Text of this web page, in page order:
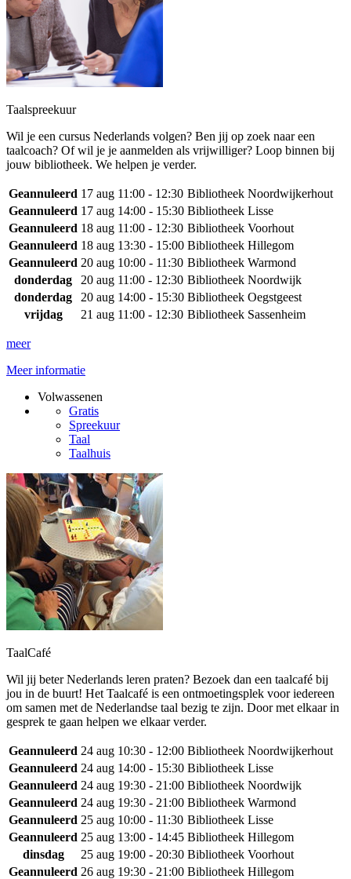
Taalspreekuur
Wil je een cursus Nederlands volgen? Ben jij op zoek naar een
taalcoach? Of wil je je aanmelden als vrijwilliger? Loop binnen bij
jouw bibliotheek. We helpen je verder.
Geannuleerd 17 aug 11:00 - 12:30 Bibliotheek Noordwijkerhout
Geannuleerd 17 aug 14:00 - 15:30 Bibliotheek Lisse
Geannuleerd 18 aug 11:00 - 12:30 Bibliotheek Voorhout
Geannuleerd 18 aug 13:30 - 15:00 Bibliotheek Hillegom
Geannuleerd 20 aug 10:00 - 11:30 Bibliotheek Warmond
donderdag
20 aug 11:00 - 12:30 Bibliotheek Noordwijk
donderdag
20 aug 14:00 - 15:30 Bibliotheek Oegstgeest
vrijdag
21 aug 11:00 - 12:30 Bibliotheek Sassenheim
meer
Meer informatie
Volwassenen
Gratis
Spreekuur
Taal
Taalhuis
TaalCafé
Wil jij beter Nederlands leren praten? Bezoek dan een taalcafé bij
jou in de buurt! Het Taalcafé is een ontmoetingsplek voor iedereen
om samen met de Nederlandse taal bezig te zijn. Door met elkaar in
gesprek te gaan helpen we elkaar verder.
Geannuleerd 24 aug 10:30 - 12:00 Bibliotheek Noordwijkerhout
Geannuleerd 24 aug 14:00 - 15:30 Bibliotheek Lisse
Geannuleerd 24 aug 19:30 - 21:00 Bibliotheek Noordwijk
Geannuleerd 24 aug 19:30 - 21:00 Bibliotheek Warmond
Geannuleerd 25 aug 10:00 - 11:30 Bibliotheek Lisse
Geannuleerd 25 aug 13:00 - 14:45 Bibliotheek Hillegom
dinsdag
25 aug 19:00 - 20:30 Bibliotheek Voorhout
Geannuleerd 26 aug 19:30 - 21:00 Bibliotheek Hillegom